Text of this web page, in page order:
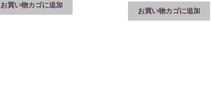
お買い物カゴに追加
お買い物カゴに追加